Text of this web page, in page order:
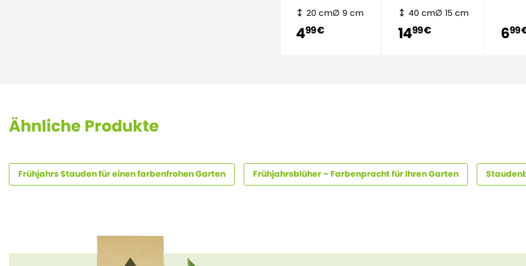
20 cm 9 cm
499 €
40 cm 15 cm
1499 € 699
Ähnliche Produkte
Frühjahrs Stauden für einen farbenfrohen Garten Frühjahrsblüher – Farbenpracht für Ihren Garten